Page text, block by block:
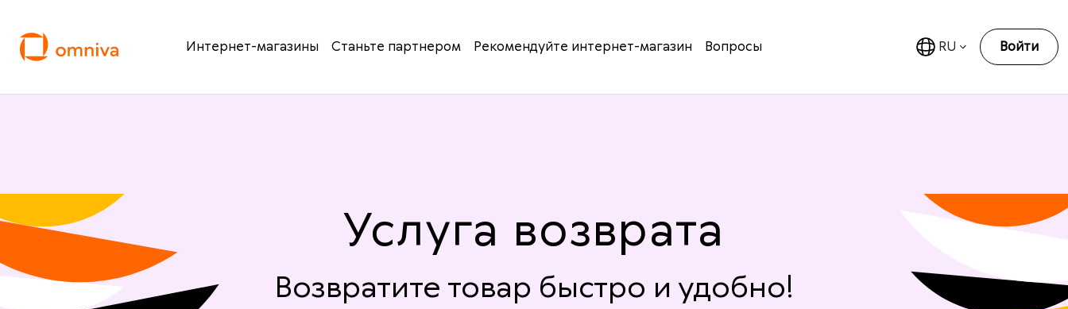
Интернет-магазины Станьте партнeром Рекомендуйте интернет-магазин Вопросы RU Войти
Услуга возврата
Возвратите товар быстро и удобно!